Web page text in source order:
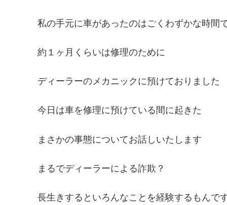
私の手元に車があったのはごくわずかな時間
約１ヶ月くらいは修理のために
ディーラーのメカニックに預けておりました
今日は車を修理に預けている間に起きた
まさかの事態についてお話しいたします
まるでディーラーによる詐欺？
長生きするといろんなことを経験するもんで